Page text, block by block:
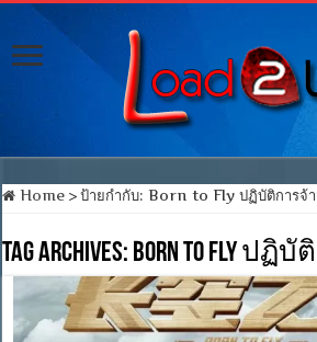
Home > ป้ายกำกับ:Born to Fly ปฏิบัติการจ้า
Tag Archives: Born to Fly ปฏิ